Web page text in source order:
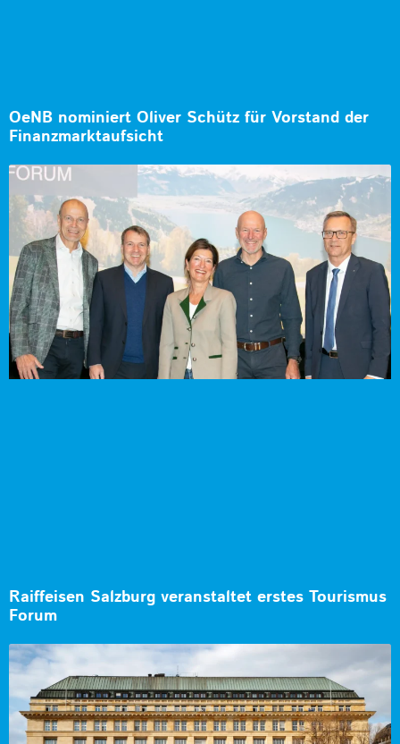
OeNB nominiert Oliver Schütz für Vorstand der
Finanzmarktaufsicht
Raiffeisen Salzburg veranstaltet erstes Tourismus
Forum